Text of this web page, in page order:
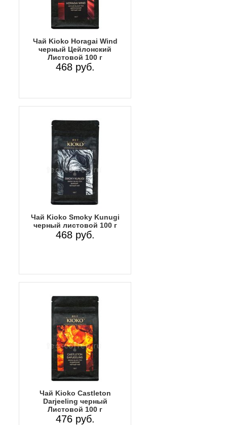
Чай Kioko Horagai Wind
черный Цейлонский
Листовой 100 г
468 руб.
Чай Kioko Smoky Kunugi
черный листовой 100 г
468 руб.
Чай Kioko Castleton
Darjeeling черный
Листовой 100 г
476 руб.